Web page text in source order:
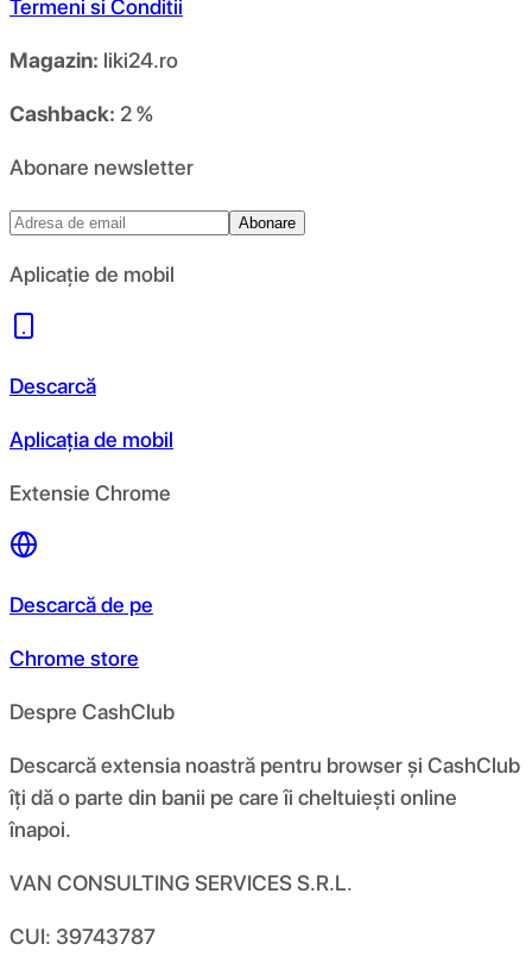
Termeni si Conditii
Magazin: liki24.ro
Cashback: 2 %
Abonare newsletter
Abonare
Aplicație de mobil
Descarcă
Aplicația de mobil
Extensie Chrome
Descarcă de pe
Chrome store
Despre CashClub
Descarcă extensia noastră pentru browser și CashClub
îți dă o parte din banii pe care îi cheltuiești online
înapoi.
VAN CONSULTING SERVICES S.R.L.
CUI: 39743787